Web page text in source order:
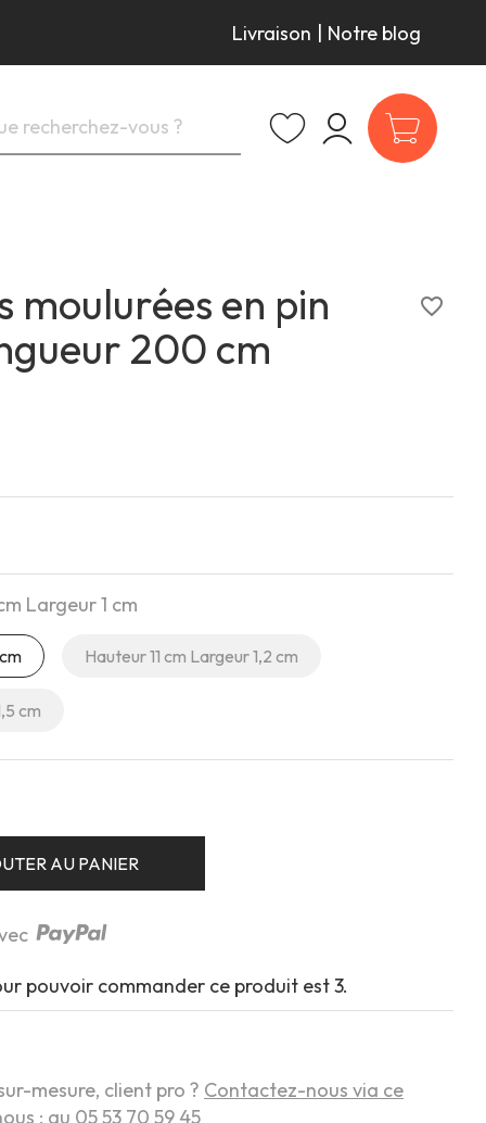
Livraison | Notre blog
moulurées en pin
200 cm
favorite_border
Largeur 1 cm
Hauteur 11 cm Largeur 1,2 cm
cm
AU PANIER
pouvoir commander ce produit est 3.
mesure, client pro ? Contactez-nous via ce
: au 05 53 70 59 45